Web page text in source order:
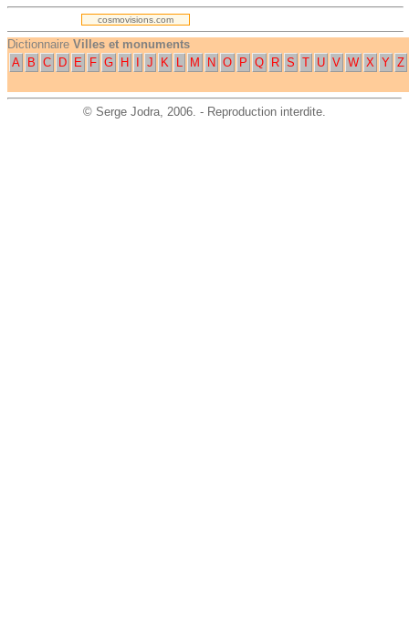
cosmovisions.com
Dictionnaire Villes et monuments
A
B C D E F G H J K L M N O P Q R S T U V W X Y Z
© Serge Jodra, 2006. - Reproduction interdite.